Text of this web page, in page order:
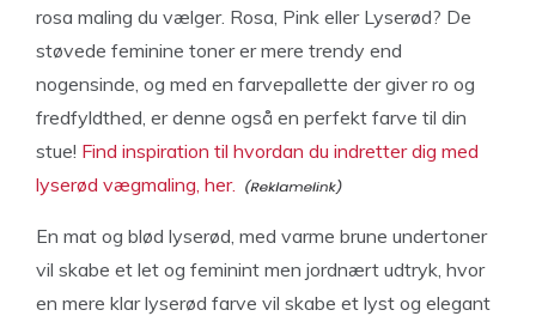
rosa maling du vælger. Rosa, Pink eller Lyserød? De
støvede feminine toner er mere trendy end
nogensinde, og med en farvepallette der giver ro og
fredfyldthed, er denne også en perfekt farve til din
stue! Find inspiration til hvordan du indretter dig med
lyserød vægmaling, her.
En mat og blød lyserød, med varme brune undertoner
vil skabe et let og feminint men jordnært udtryk, hvor
en mere klar lyserød farve vil skabe et lyst og elegant